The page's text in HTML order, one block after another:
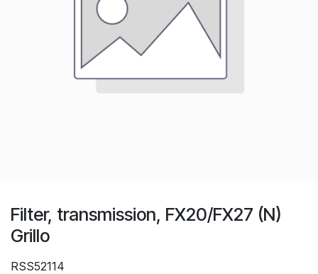
Filter, transmission, FX20/FX27 (N)
Grillo
RSS52114